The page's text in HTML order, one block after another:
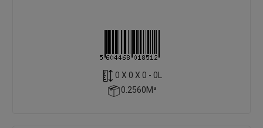
0 X 0 X 0 - 0L
0.2560M³